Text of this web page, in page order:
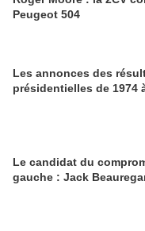
Peugeot 504
Les annonces des
présidentielles de 1974
Le candidat du
gauche : Jack